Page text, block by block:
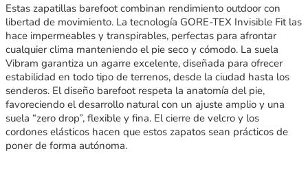
Estas zapatillas barefoot combinan rendimiento outdoor con
libertad de movimiento. La tecnología GORE-TEX Invisible Fit las
hace impermeables y transpirables, perfectas para afrontar
cualquier clima manteniendo el pie seco y cómodo. La suela
Vibram garantiza un agarre excelente, diseñada para ofrecer
estabilidad en todo tipo de terrenos, desde la ciudad hasta los
senderos. El diseño barefoot respeta la anatomía del pie,
favoreciendo el desarrollo natural con un ajuste amplio y una
suela “zero drop”, flexible y fina. El cierre de velcro y los
cordones elásticos hacen que estos zapatos sean prácticos de
poner de forma autónoma.